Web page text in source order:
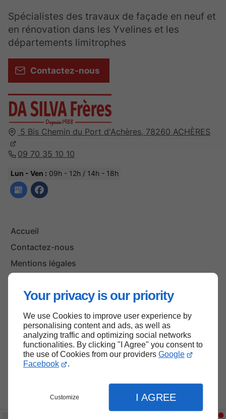
Your privacy is our priority
We use Cookies to improve user experience by
personalising content and ads, as well as
analyzing traffic and optimizing social networks
functionalities. By clicking "I Agree" you consent to
the use of Cookies from our providers Google
Facebook
.
Customize I AGREE
5 Bis Chemin du Port d'Achères, 78260 ACHÈRES
09 70 35 10 10
Lun - Ven : 09h - 12h / 14h - 18h
Accueil
Contactez-nous
Mentions légales
Spécialistes des travaux de façade en neuf et
en rénovation dans les Yvelines et les
départements limitrophes
Contactez-nous
Haut de page